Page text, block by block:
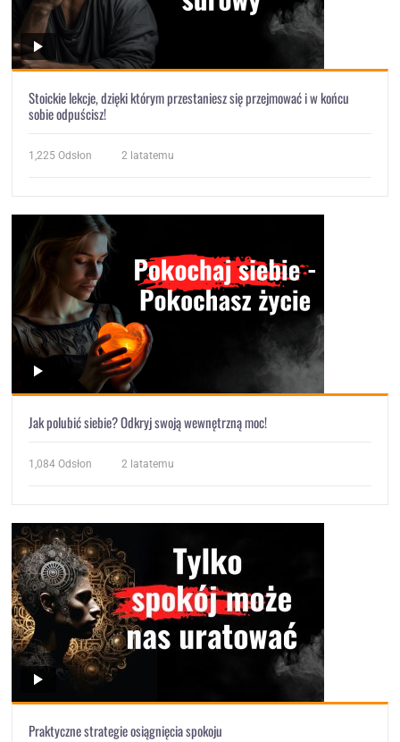
Stoickie lekcje, dzięki którym przestaniesz się przejmować i w końcu
sobie odpuścisz!
1,225 Odsłon 2 latatemu
Jak polubić siebie? Odkryj swoją wewnętrzną moc!
1,084 Odsłon 2 latatemu
Praktyczne strategie osiągnięcia spokoju